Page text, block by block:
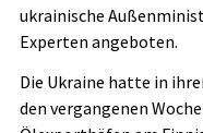
ukrainische
Experten angeboten.
Die Ukraine hatte in
den vergangenen